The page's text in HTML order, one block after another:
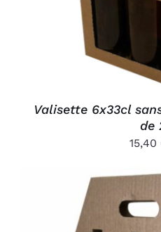
Valisette 6x33cl
de
15,40